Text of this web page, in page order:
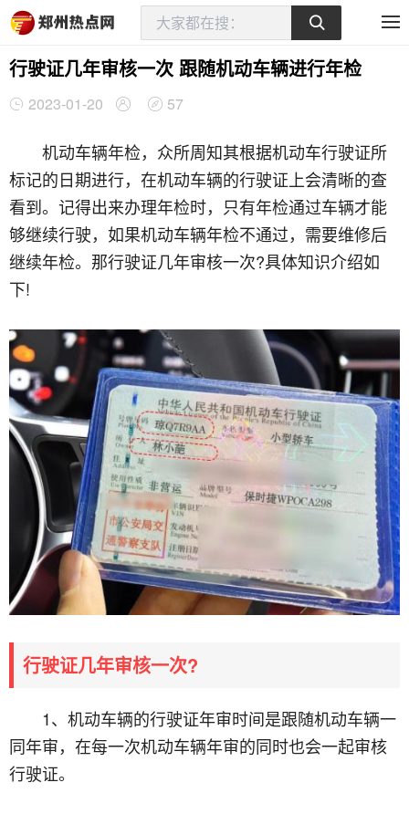
行驶证几年审核一次 跟随机动车辆进行年检
2023-01-20 57
机动车辆年检，众所周知其根据机动车行驶证所
标记的日期进行，在机动车辆的行驶证上会清晰的查
看到。记得出来办理年检时，只有年检通过车辆才能
够继续行驶，如果机动车辆年检不通过，需要维修后
继续年检。那行驶证几年审核一次?具体知识介绍如
下!
行驶证几年审核一次?
1、机动车辆的行驶证年审时间是跟随机动车辆一
同年审，在每一次机动车辆年审的同时也会一起审核
行驶证。